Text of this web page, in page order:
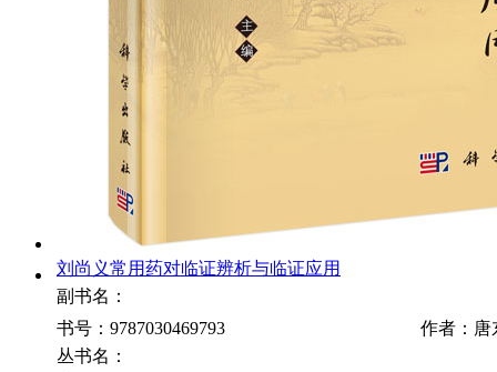
刘尚义常用药对临证辨析与临证应用
副书名：
书号：9787030469793
作者：唐
丛书名：